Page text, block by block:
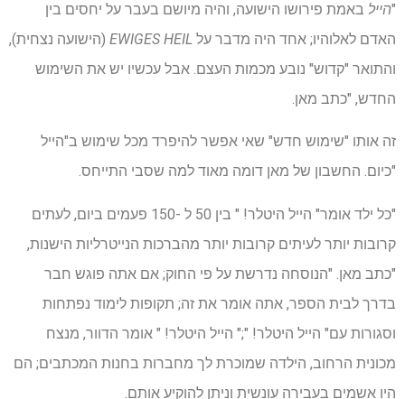
"הייל באמת פירושו הישועה, והיה מיושם בעבר על יחסים בין
האדם לאלוהיו; אחד היה מדבר על EWIGES HEIL (הישועה נצחית),
והתואר "קדוש" נובע מכמות העצם. אבל עכשיו יש את השימוש
החדש, "כתב מאן.
זה אותו "שימוש חדש" שאי אפשר להיפרד מכל שימוש ב"הייל
"כיום. החשבון של מאן דומה מאוד למה שסבי התייחס.
"כל ילד אומר" הייל היטלר! " בין 50 ל -150 פעמים ביום, לעתים
קרובות יותר לעיתים קרובות יותר מהברכות הנייטרליות הישנות,
"כתב מאן. "הנוסחה נדרשת על פי החוק; אם אתה פוגש חבר
בדרך לבית הספר, אתה אומר את זה; תקופות לימוד נפתחות
וסגורות עם" הייל היטלר! ";" הייל היטלר! " אומר הדוור, מנצח
מכונית הרחוב, הילדה שמוכרת לך מחברות בחנות המכתבים; הם
היו אשמים בעבירה עונשית וניתן להוקיע אותם.